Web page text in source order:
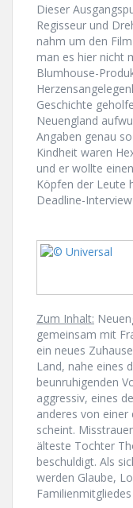
Dieser
Regisseur und
nahm um den
man es hier nicht
Blumhouse-
Geschichte
Neuengland
Angaben genau
Kindheit waren
und er wollte
Köpfen der Leute
Deadline-
Zum Inhalt:
gemeinsam mit
ein neues
Land, nahe eines
beunruhigenden
aggressiv, eines
anderes von einer
scheint.
älteste Tochter
beschuldigt. Als
werden Glaube,